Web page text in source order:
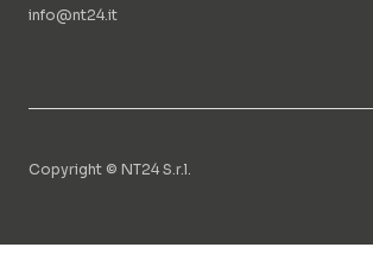
info@nt24.it
Copyright © NT24 S.r.l.